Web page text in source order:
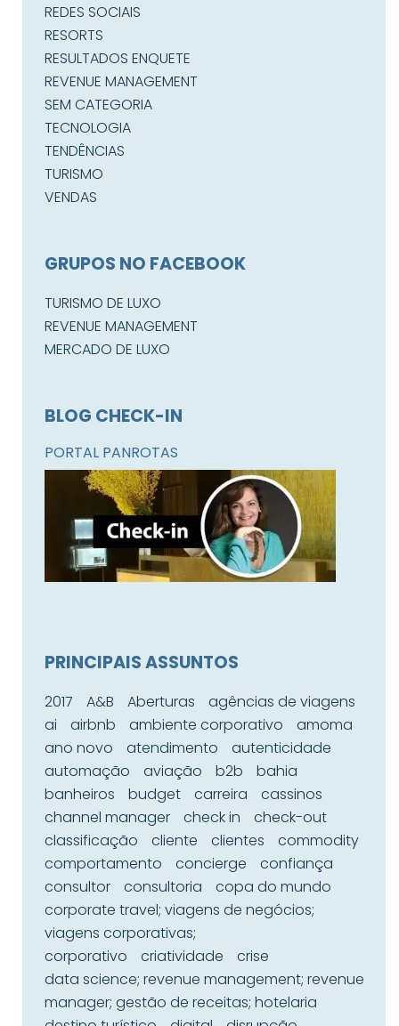
REDES SOCIAIS
RESORTS
RESULTADOS ENQUETE
REVENUE MANAGEMENT
SEM CATEGORIA
TECNOLOGIA
TENDÊNCIAS
TURISMO
VENDAS
GRUPOS NO FACEBOOK
TURISMO DE LUXO
REVENUE MANAGEMENT
MERCADO DE LUXO
BLOG CHECK-IN
PORTAL PANROTAS
PRINCIPAIS ASSUNTOS
2017 A&B Aberturas
agências de viagens
ai
airbnb ambiente corporativo
amoma
ano novo
atendimento
autenticidade
automação
aviação b2b
bahia
banheiros
budget carreira
cassinos
channel manager
check in
check-out
classificação
cliente clientes
commodity
comportamento
concierge
confiança
consultor
consultoria
copa do mundo
corporate travel; viagens de negócios;
viagens corporativas;
corporativo
criatividade
crise
data science; revenue management; revenue
manager; gestão de receitas; hotelaria